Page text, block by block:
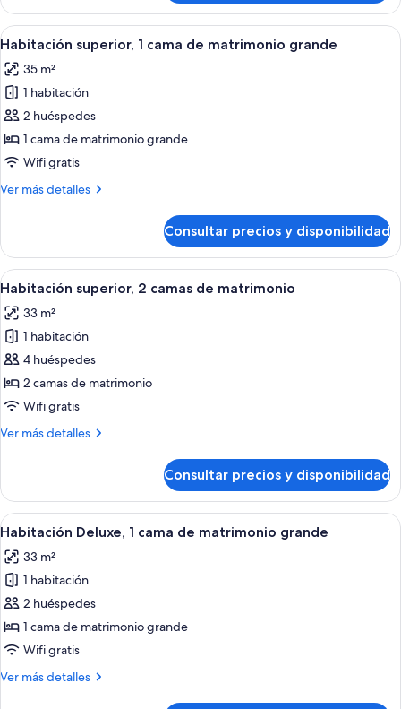
grande
estándar,
cama
matrimonio
grande
Abrir
todas
las
fotos
de
Habitación
superior,
cama
grande
Habitación de hotel con una cama
7
Habitación superior, 1 cama de matrimonio grande
35 m²
1 habitación
2 huéspedes
1 cama de matrimonio grande
Wifi gratis
Ver más detalles
Más
superior,
cama
matrimonio
grande
Consultar precios y disponibilidad
Abrir
todas
las
fotos
de
Habitación
superior,
camas
Una habitación de hotel con dos
8
Habitación superior, 2 camas de matrimonio
33 m²
1 habitación
4 huéspedes
2 camas de matrimonio
Wifi gratis
Ver más detalles
Más
superior,
camas
matrimonio
Consultar precios y disponibilidad
Abrir
todas
las
fotos
de
Habitación
Deluxe,
cama
Habitación de hotel con una cama
10
Habitación Deluxe, 1 cama de matrimonio grande
33 m²
1 habitación
2 huéspedes
1 cama de matrimonio grande
Wifi gratis
Ver más detalles
Más